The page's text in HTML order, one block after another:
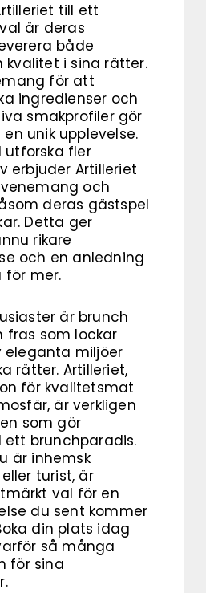
till ett
är deras
både
kvalitet i sina rätter.
för att
ingredienser och
smakprofiler gör
unik upplevelse.
utforska fler
erbjuder Artilleriet
och
deras gästspel
Detta ger
rikare
och en anledning
mer.
är brunch
fras som lockar
eleganta miljöer
rätter. Artilleriet,
för kvalitetsmat
är verkligen
som gör
ett brunchparadis.
är inhemsk
turist, är
val för en
du sent kommer
din plats idag
så många
för sina